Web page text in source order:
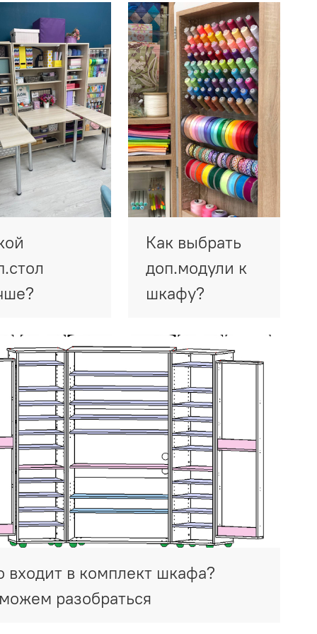
Как выбрать
доп.модули к
шкафу?
входит в комплект шкафа?
разобраться